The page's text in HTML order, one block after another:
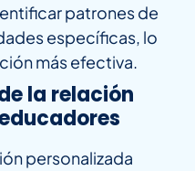
patrones de
específicas, lo
más efectiva.
la relación
personalizada